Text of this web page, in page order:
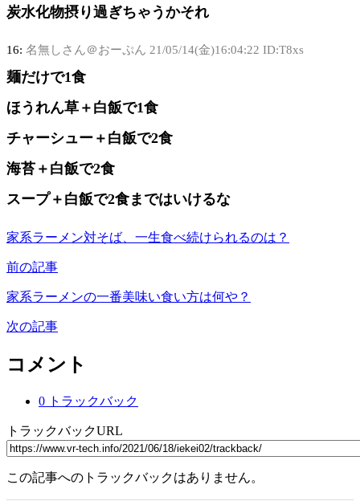
炭水化物摂り過ぎちゃうかそれ
16: 名無しさん＠おーぷん 21/05/14(金)16:04:22 ID:T8xs
麺だけで1食
ほうれん草＋白飯で1食
チャーシュー＋白飯で2食
海苔＋白飯で2食
スープ＋白飯で2食まではいけるな
家系ラーメン対そば、一生食べ続けられるのは？
前の記事
家系ラーメンの一番美味い食い方は何や？
次の記事
コメント
0 トラックバック
トラックバックURL
この記事へのトラックバックはありません。